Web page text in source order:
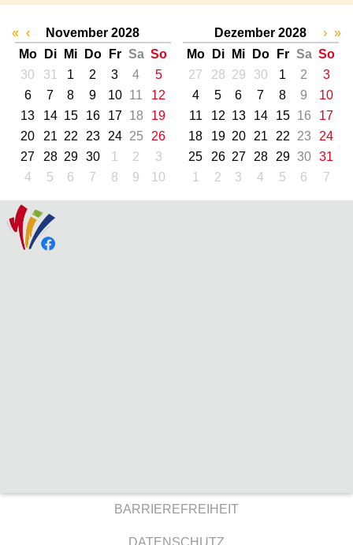
« ‹
November 2028
Mo
Di Mi Do Fr Sa So
30
31 1 2 3 4
5
6
7 8 9 10 11
12
13
14 15 16 17 18
19
20
21 22 23 24 25
26
27
28 29 30 1 2
3
4
5 6 7 8 9 10
Dezember 2028
Mo
Di Mi Do Fr Sa So
27
28 29 30 1 2
3
4
5 6 7 8 9
10
11
12 13 14 15 16
17
18
19 20 21 22 23
24
25
26 27 28 29 30
31
1
2 3 4 5 6 7
› »
BARRIEREFREIHEIT
DATENSCHUTZ